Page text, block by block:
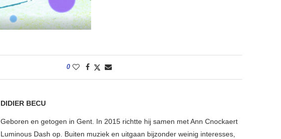
0
DIDIER BECU
Geboren en getogen in Gent. In 2015 richtte hij samen met Ann Cnockaert
Luminous Dash op. Buiten muziek en uitgaan bijzonder weinig interesses,